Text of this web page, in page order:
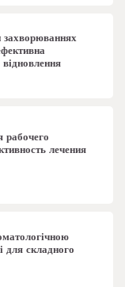
захворюваннях
рабочего
лечения
складного